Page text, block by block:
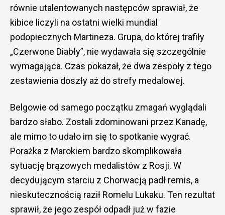
równie utalentowanych następców sprawiał, że
kibice liczyli na ostatni wielki mundial
podopiecznych Martineza. Grupa, do której trafiły
„Czerwone Diabły”, nie wydawała się szczególnie
wymagająca. Czas pokazał, że dwa zespoły z tego
zestawienia doszły aż do strefy medalowej.
Belgowie od samego początku zmagań wyglądali
bardzo słabo. Zostali zdominowani przez Kanadę,
ale mimo to udało im się to spotkanie wygrać.
Porażka z Marokiem bardzo skomplikowała
sytuację brązowych medalistów z Rosji. W
decydującym starciu z Chorwacją padł remis, a
nieskutecznością raził Romelu Lukaku. Ten rezultat
sprawił, że jego zespół odpadł już w fazie